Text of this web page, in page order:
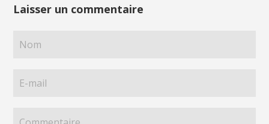
Laisser un commentaire